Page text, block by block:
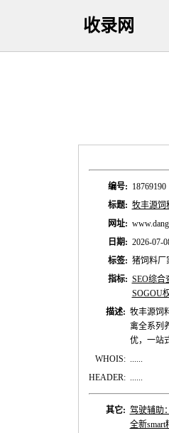
收录网
编号: 18769190
标题: 牧丰源饲
网址:
日期: 2026-07-
标签: 猪饲料厂
指标: SEO综合
SOGOU
描述: 牧丰源饲
禽全系列
优，一站
WHOIS: ......
HEADER: ......
其它: 驾驶辅助
全新